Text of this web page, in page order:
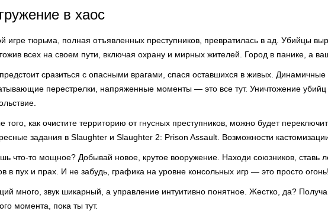
в хаос
игре тюрьма, полная отъявленных преступников, превратилась в ад. Убийцы
всех на своем пути, включая охрану и мирных жителей. Город в панике, а
сразиться с опасными врагами, спася оставшихся в живых. Динамичные
перестрелки, напряженные моменты — это все тут. Уничтожение
того, как очистите территорию от гнусных преступников, можно будет
задания в Slaughter и Slaughter 2: Prison Assault. Возможности
что-то мощное? Добывай новое, крутое вооружение. Находи союзников, ставь
в пух и прах. И не забудь, графика на уровне консольных игр — это просто огонь!
много, звук шикарный, а управление интуитивно понятное. Жестко, да?
момента, пока ты тут.